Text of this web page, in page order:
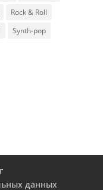
Rock & Roll
Synth-pop
данных